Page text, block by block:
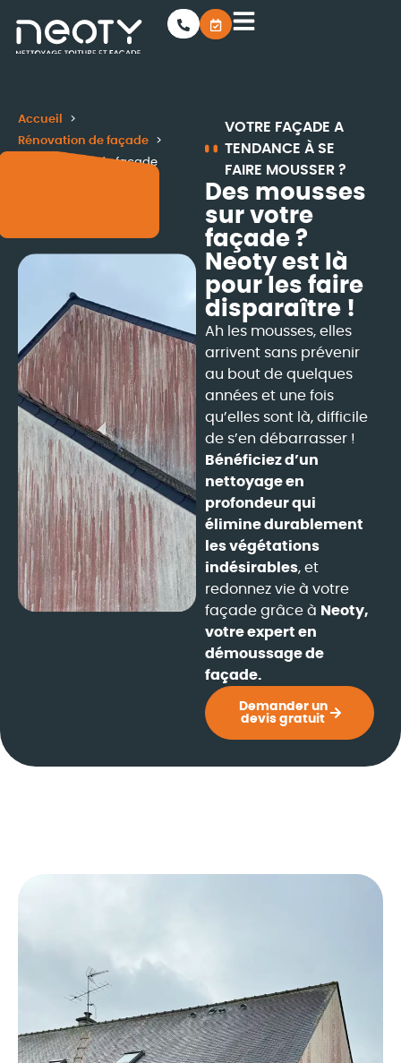
Accueil
Rénovation de façade
Démoussage de façade
VOTRE FAÇADE A
TENDANCE À SE
FAIRE MOUSSER ?
Des mousses
sur votre
façade ?
Neoty est là
pour les faire
disparaître !
Ah les mousses, elles
arrivent sans prévenir
au bout de quelques
années et une fois
qu’elles sont là, difficile
de s’en débarrasser !
Bénéficiez d’un
nettoyage en
profondeur qui
élimine durablement
les végétations
indésirables, et
redonnez vie à votre
façade grâce à Neoty,
votre expert en
démoussage de
façade.
Demander un
devis gratuit